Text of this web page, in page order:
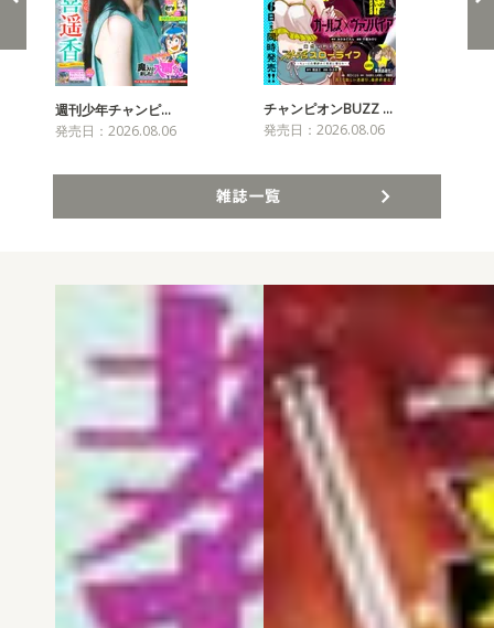
週刊少年チャンピ…
発売日：2026.08.06
チャンピオンBUZZ …
発売日：2026.08.06